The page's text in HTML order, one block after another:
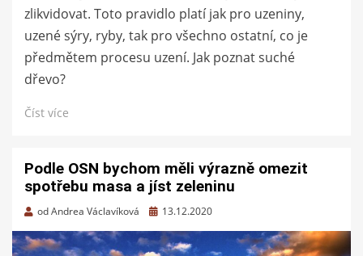
zlikvidovat. Toto pravidlo platí jak pro uzeniny,
uzené sýry, ryby, tak pro všechno ostatní, co je
předmětem procesu uzení. Jak poznat suché
dřevo?
Číst více
Podle OSN bychom měli výrazně omezit
spotřebu masa a jíst zeleninu
odAndrea Václavíková
Zveřejněno
13.12.2020